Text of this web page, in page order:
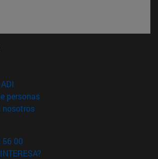
en nueva ventana)
personas(abre en nueva ventana)
nosotros(abre en nueva ventana)
56 00